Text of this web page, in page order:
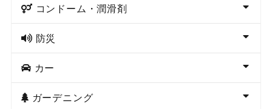
コンドーム・潤滑剤
防災
カー
ガーデニング